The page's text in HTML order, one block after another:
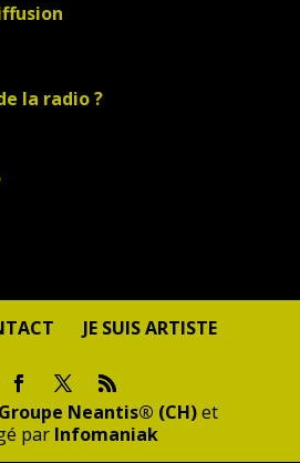
la radio ?
JE SUIS ARTISTE
Groupe Neantis® (CH)et
par Infomaniak